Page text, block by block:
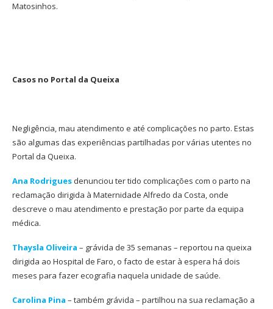
Matosinhos.
Casos no Portal da Queixa
Negligência, mau atendimento e até complicações no parto. Estas
são algumas das experiências partilhadas por várias utentes no
Portal da Queixa.
Ana Rodrigues denunciou ter tido complicações com o parto na
reclamação dirigida à Maternidade Alfredo da Costa, onde
descreve o mau atendimento e prestação por parte da equipa
médica.
Thaysla Oliveira – grávida de 35 semanas – reportou na queixa
dirigida ao Hospital de Faro, o facto de estar à espera há dois
meses para fazer ecografia naquela unidade de saúde.
Carolina Pina – também grávida – partilhou na sua reclamação a